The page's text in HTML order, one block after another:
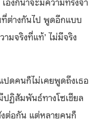
ที่ต่างกันไป พูดอีกแบบ
ามจริงที่แท้’ ไม่มีจริง
ปดคนก็ไม่เคยพูดถึงเธอ
ปฏิสัมพันธ์ทางโซเชียล
งต่อกัน แต่หลายคนก็